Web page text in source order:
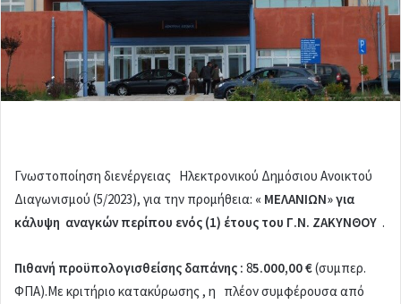
a
i
Γνωστοποίηση διενέργειας Ηλεκτρονικού Δημόσιου Ανοικτού
Διαγωνισμού (5/2023), για την προμήθεια: « ΜΕΛΑΝΙΩΝ» για
κάλυψη αναγκών περίπου ενός (1) έτους του Γ.Ν. ΖΑΚΥΝΘΟΥ .
Πιθανή προϋπολογισθείσης δαπάνης : 85.000,00 €(συμπερ.
ΦΠΑ).Με κριτήριο κατακύρωσης , η πλέον συμφέρουσα από